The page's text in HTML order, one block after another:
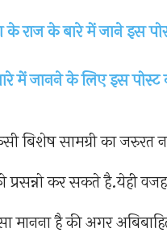
राज के बारे में जाने इस
में जानने के लिए इस पोस्ट
बिशेष सामग्री का जरुरत
प्रसन्नो कर सकते है.येही
मानना है की अगर